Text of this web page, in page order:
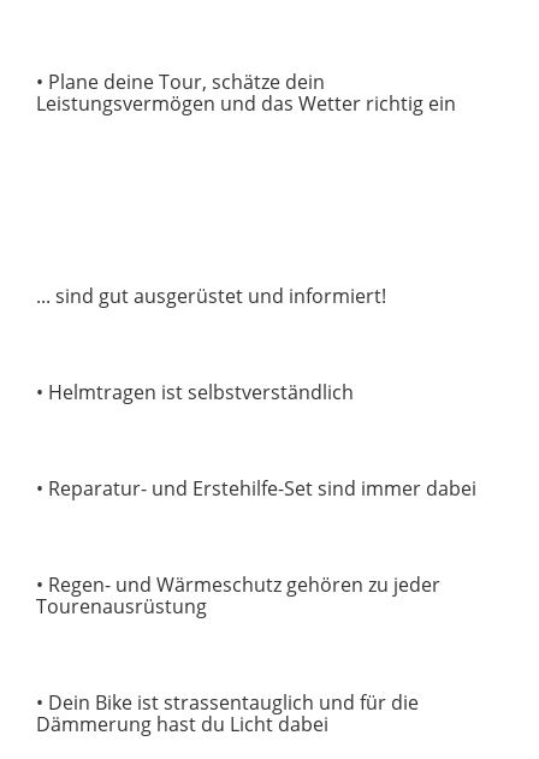
• Plane deine Tour, schätze dein
Leistungsvermögen und das Wetter richtig ein
... sind gut ausgerüstet und informiert!
• Helmtragen ist selbstverständlich
• Reparatur- und Erstehilfe-Set sind immer dabei
• Regen- und Wärmeschutz gehören zu jeder
Tourenausrüstung
• Dein Bike ist strassentauglich und für die
Dämmerung hast du Licht dabei